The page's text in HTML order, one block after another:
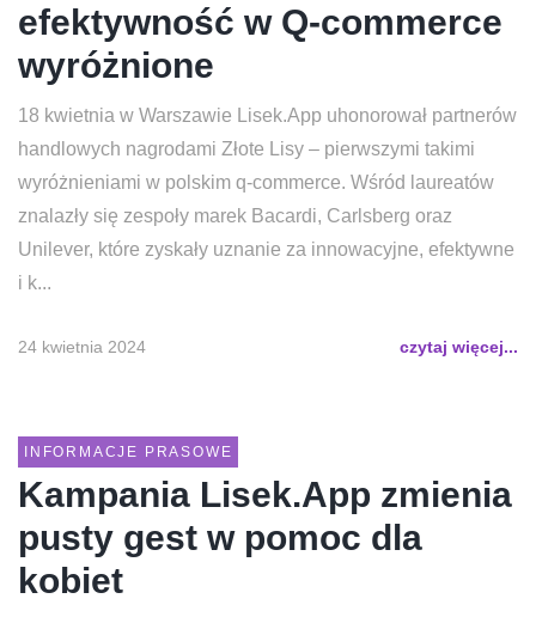
efektywność w Q-commerce
wyróżnione
18 kwietnia w Warszawie Lisek.App uhonorował partnerów
handlowych nagrodami Złote Lisy – pierwszymi takimi
wyróżnieniami w polskim q-commerce. Wśród laureatów
znalazły się zespoły marek Bacardi, Carlsberg oraz
Unilever, które zyskały uznanie za innowacyjne, efektywne
i k...
24 kwietnia 2024 czytaj więcej...
INFORMACJE PRASOWE
Kampania Lisek.App zmienia
pusty gest w pomoc dla
kobiet